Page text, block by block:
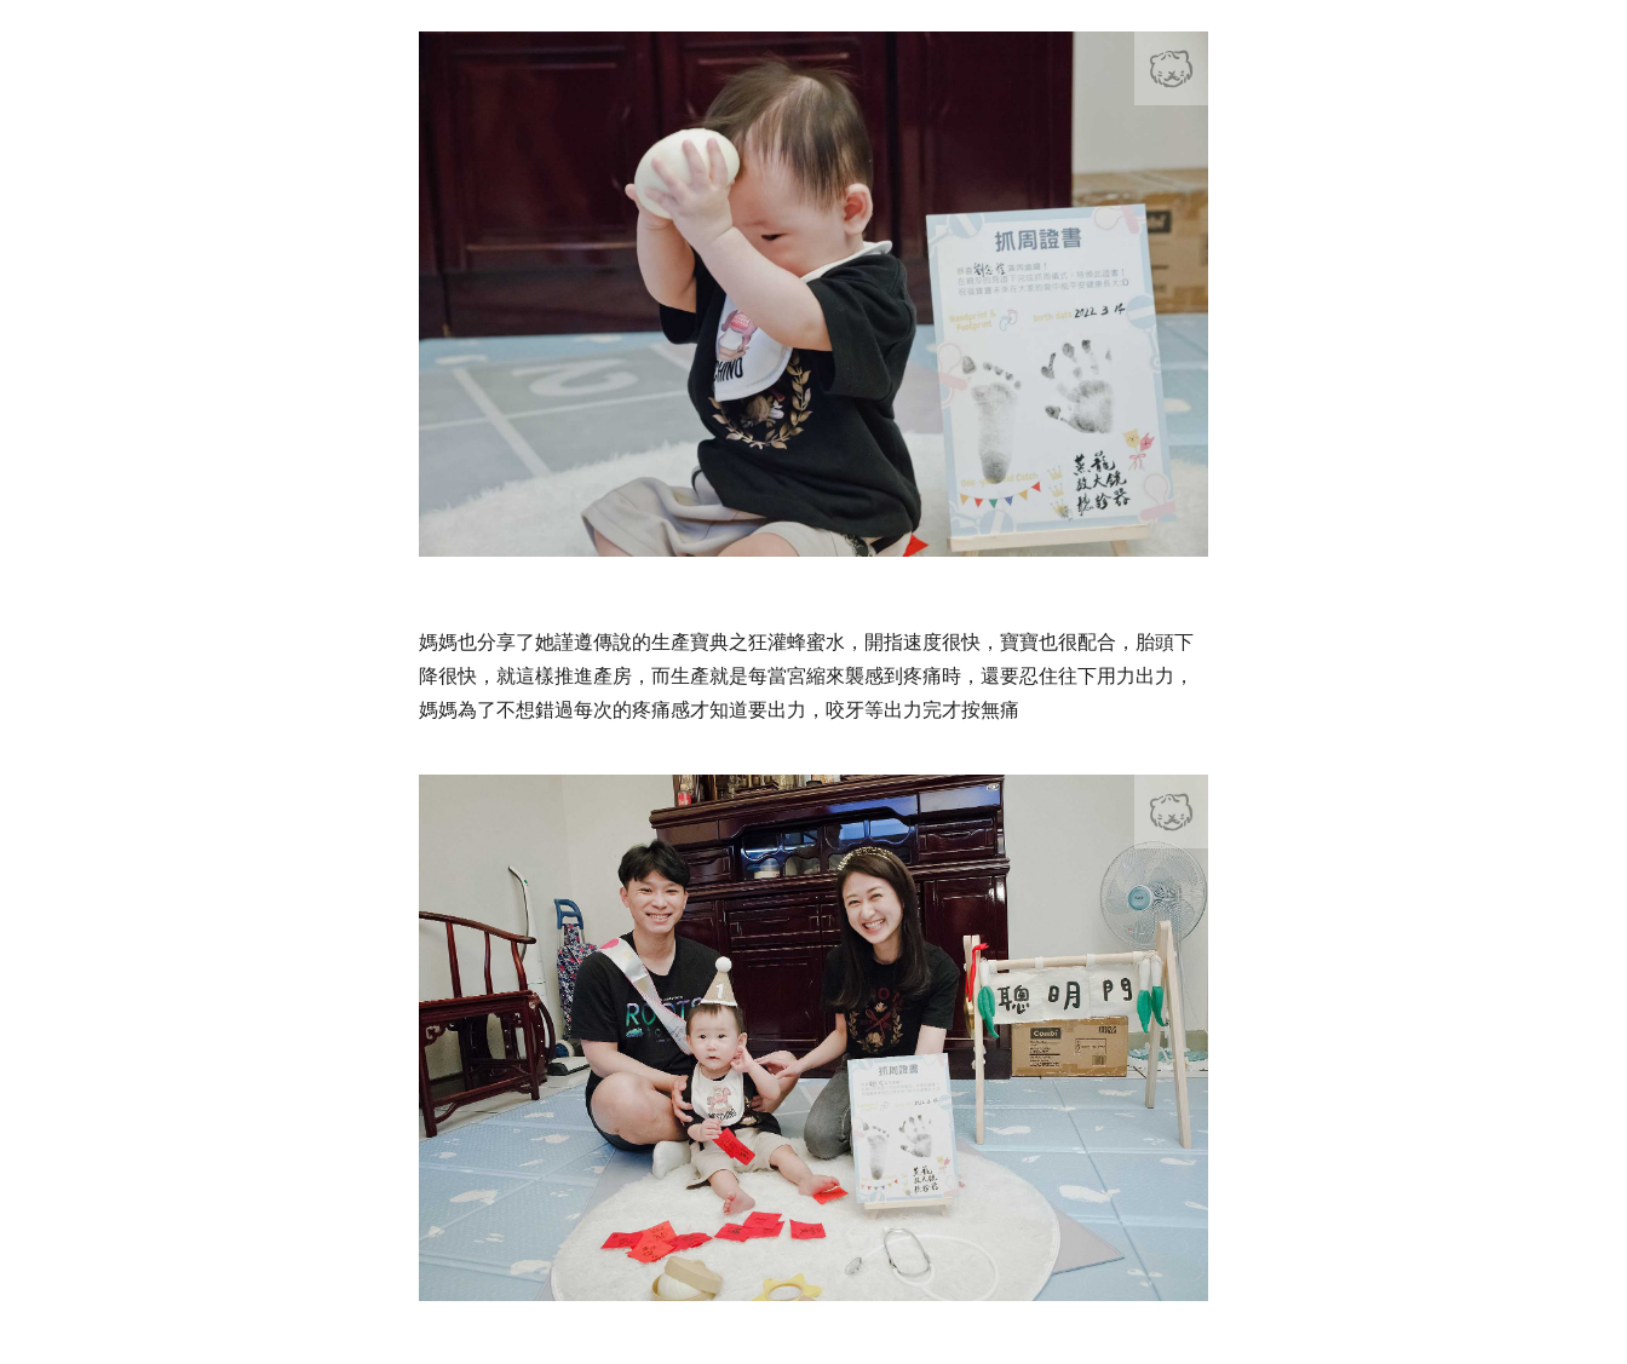
媽媽也分享了她謹遵傳說的生產寶典之狂灌蜂蜜水，開指速度很快，寶寶也很配合，胎頭下
降很快，就這樣推進產房，而生產就是每當宮縮來襲感到疼痛時，還要忍住往下用力出力，
媽媽為了不想錯過每次的疼痛感才知道要出力，咬牙等出力完才按無痛